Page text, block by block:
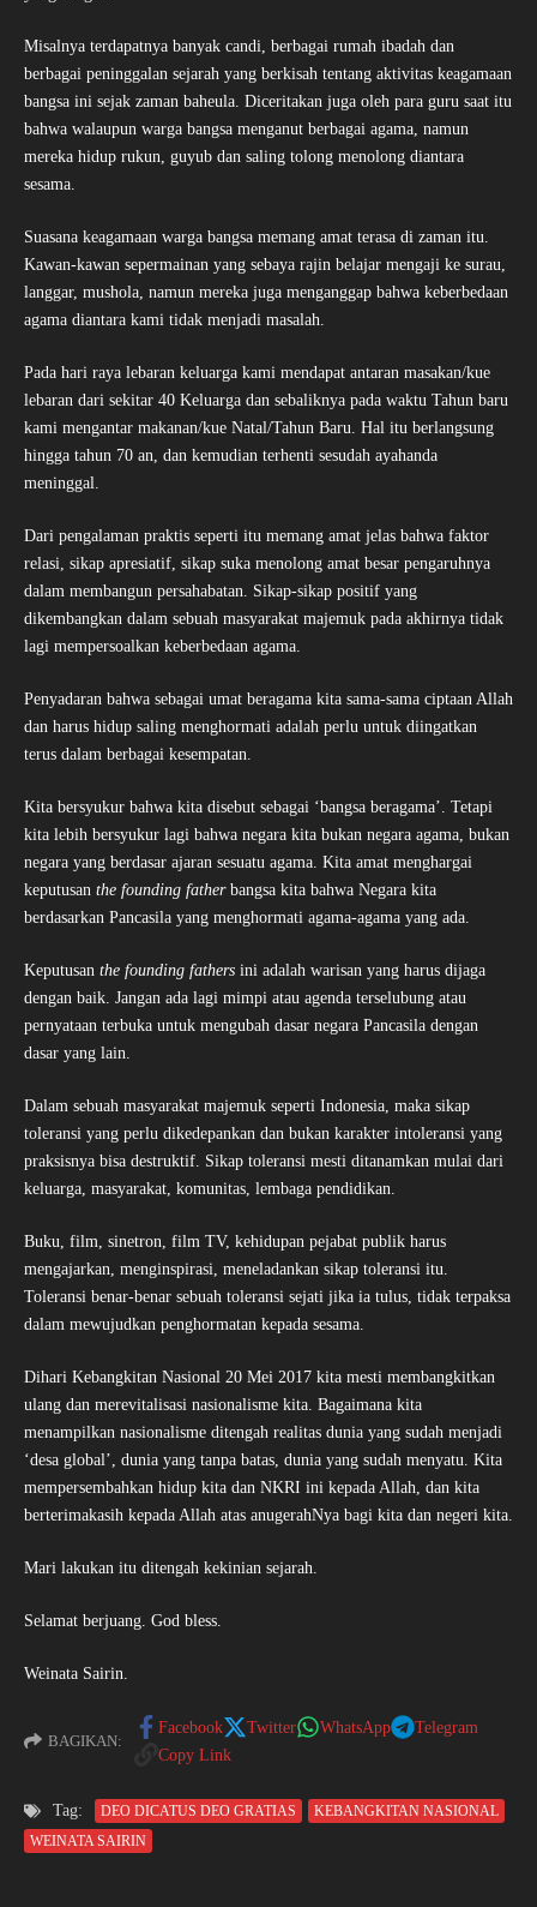
Misalnya terdapatnya banyak candi, berbagai rumah ibadah dan
berbagai peninggalan sejarah yang berkisah tentang aktivitas keagamaan
bangsa ini sejak zaman baheula. Diceritakan juga oleh para guru saat itu
bahwa walaupun warga bangsa menganut berbagai agama, namun
mereka hidup rukun, guyub dan saling tolong menolong diantara
sesama.
Suasana keagamaan warga bangsa memang amat terasa di zaman itu.
Kawan-kawan sepermainan yang sebaya rajin belajar mengaji ke surau,
langgar, mushola, namun mereka juga menganggap bahwa keberbedaan
agama diantara kami tidak menjadi masalah.
Pada hari raya lebaran keluarga kami mendapat antaran masakan/kue
lebaran dari sekitar 40 Keluarga dan sebaliknya pada waktu Tahun baru
kami mengantar makanan/kue Natal/Tahun Baru. Hal itu berlangsung
hingga tahun 70 an, dan kemudian terhenti sesudah ayahanda
meninggal.
Dari pengalaman praktis seperti itu memang amat jelas bahwa faktor
relasi, sikap apresiatif, sikap suka menolong amat besar pengaruhnya
dalam membangun persahabatan. Sikap-sikap positif yang
dikembangkan dalam sebuah masyarakat majemuk pada akhirnya tidak
lagi mempersoalkan keberbedaan agama.
Penyadaran bahwa sebagai umat beragama kita sama-sama ciptaan Allah
dan harus hidup saling menghormati adalah perlu untuk diingatkan
terus dalam berbagai kesempatan.
Kita bersyukur bahwa kita disebut sebagai ‘bangsa beragama’. Tetapi
kita lebih bersyukur lagi bahwa negara kita bukan negara agama, bukan
negara yang berdasar ajaran sesuatu agama. Kita amat menghargai
keputusan the founding fatherbangsa kita bahwa Negara kita
berdasarkan Pancasila yang menghormati agama-agama yang ada.
Keputusan the founding fathers ini adalah warisan yang harus dijaga
dengan baik. Jangan ada lagi mimpi atau agenda terselubung atau
pernyataan terbuka untuk mengubah dasar negara Pancasila dengan
dasar yang lain.
Dalam sebuah masyarakat majemuk seperti Indonesia, maka sikap
toleransi yang perlu dikedepankan dan bukan karakter intoleransi yang
praksisnya bisa destruktif. Sikap toleransi mesti ditanamkan mulai dari
keluarga, masyarakat, komunitas, lembaga pendidikan.
Buku, film, sinetron, film TV, kehidupan pejabat publik harus
mengajarkan, menginspirasi, meneladankan sikap toleransi itu.
Toleransi benar-benar sebuah toleransi sejati jika ia tulus, tidak terpaksa
dalam mewujudkan penghormatan kepada sesama.
Dihari Kebangkitan Nasional 20 Mei 2017 kita mesti membangkitkan
ulang dan merevitalisasi nasionalisme kita. Bagaimana kita
menampilkan nasionalisme ditengah realitas dunia yang sudah menjadi
‘desa global’, dunia yang tanpa batas, dunia yang sudah menyatu. Kita
mempersembahkan hidup kita dan NKRI ini kepada Allah, dan kita
berterimakasih kepada Allah atas anugerahNya bagi kita dan negeri kita.
Mari lakukan itu ditengah kekinian sejarah.
Selamat berjuang. God bless.
Weinata Sairin.
BAGIKAN:
Facebook Twitter WhatsApp
Telegram
Copy Link
Tag: DEO DICATUS DEO GRATIAS
KEBANGKITAN NASIONAL
WEINATA SAIRIN